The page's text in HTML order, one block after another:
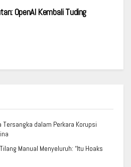
OpenAI Kembali Tuding
Tersangka dalam Perkara Korupsi
Manual Menyeluruh: “Itu Hoaks